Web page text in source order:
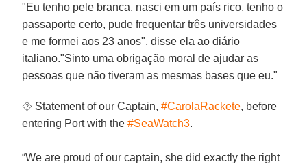
"Eu tenho pele branca, nasci em um país rico, tenho o
passaporte certo, pude frequentar três universidades
e me formei aos 23 anos", disse ela ao diário
italiano."Sinto uma obrigação moral de ajudar as
pessoas que não tiveram as mesmas bases que eu."
⯑ Statement of our Captain,#CarolaRackete, before
entering Port with the#SeaWatch3.
“We are proud of our captain, she did exactly the right